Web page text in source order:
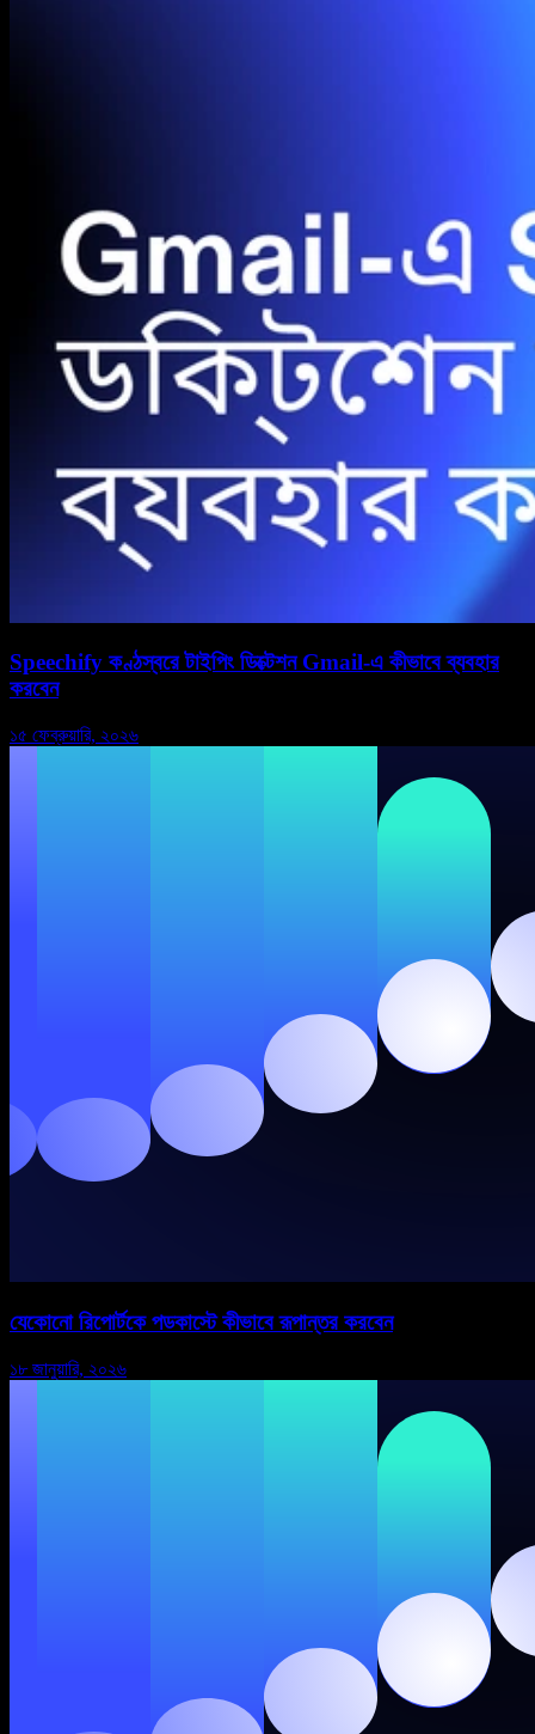
Speechify কণ্ঠস্বরে টাইপিং ডিক্টেশন Gmail-এ কীভাবে ব্যবহার
করবেন
১৫ ফেব্রুয়ারি, ২০২৬
যেকোনো রিপোর্টকে পডকাস্টে কীভাবে রূপান্তর করবেন
১৮ জানুয়ারি, ২০২৬